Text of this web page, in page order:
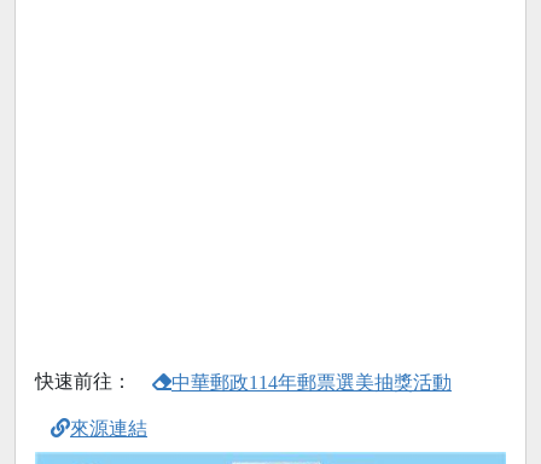
快速前往： 中華郵政114年郵票選美抽獎活動
來源連結